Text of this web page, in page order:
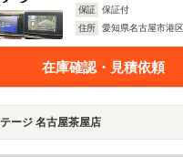
保証 保証付
住所
愛知県名古屋市港区
在庫確認・見積依頼
ージ 名古屋茶屋店